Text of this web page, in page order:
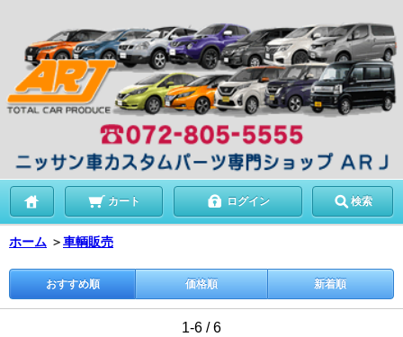
カート ログイン 検索
ホーム ＞車輌販売
おすすめ順 価格順 新着順
1-6 / 6